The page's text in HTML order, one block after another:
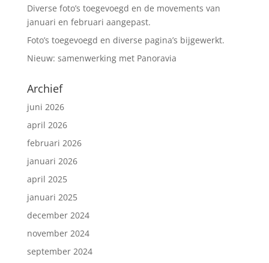
Diverse foto’s toegevoegd en de movements van
januari en februari aangepast.
Foto’s toegevoegd en diverse pagina’s bijgewerkt.
Nieuw: samenwerking met Panoravia
Archief
juni 2026
april 2026
februari 2026
januari 2026
april 2025
januari 2025
december 2024
november 2024
september 2024